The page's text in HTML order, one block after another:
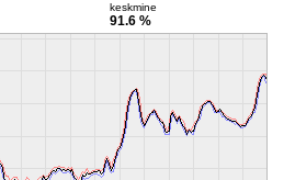
keskmine
91.6 %